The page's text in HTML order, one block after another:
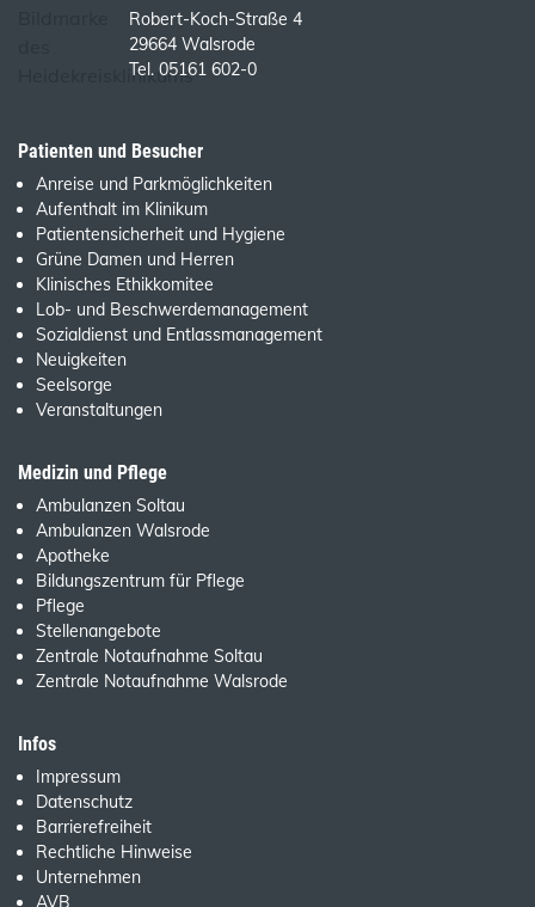
Robert-Koch-Straße 4
29664 Walsrode
Tel. 05161 602-0
Patienten und Besucher
Anreise und Parkmöglichkeiten
Aufenthalt im Klinikum
Patientensicherheit und Hygiene
Grüne Damen und Herren
Klinisches Ethikkomitee
Lob- und Beschwerdemanagement
Sozialdienst und Entlassmanagement
Neuigkeiten
Seelsorge
Veranstaltungen
Medizin und Pflege
Ambulanzen Soltau
Ambulanzen Walsrode
Apotheke
Bildungszentrum für Pflege
Pflege
Stellenangebote
Zentrale Notaufnahme Soltau
Zentrale Notaufnahme Walsrode
Infos
Impressum
Datenschutz
Barrierefreiheit
Rechtliche Hinweise
Unternehmen
AVB